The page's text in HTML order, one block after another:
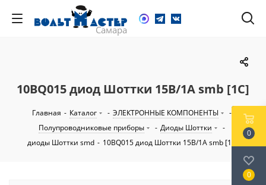
10BQ015 диод Шоттки 15В/1А smb [1C]
Главная - Каталог - ЭЛЕКТРОННЫЕ КОМПОНЕНТЫ
-
Полупроводниковые приборы
- Диоды Шоттки
-
диоды Шоттки smd - 10BQ015 диод Шоттки 15В/1А smb [1C]
0
0